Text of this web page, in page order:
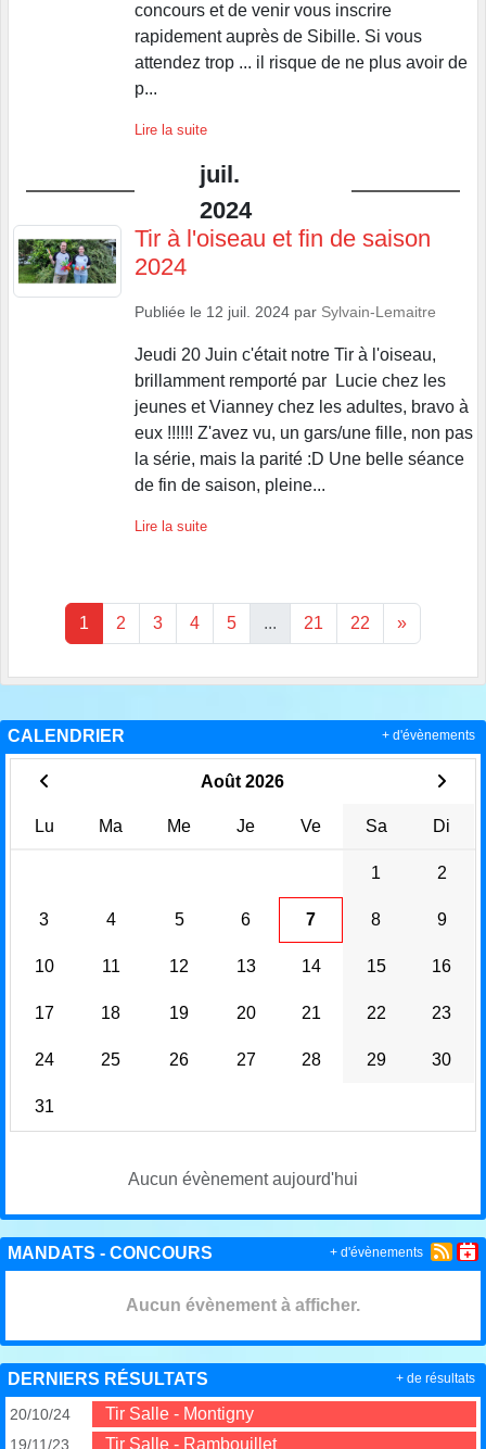
concours et de venir vous inscrire
rapidement auprès de Sibille. Si vous
attendez trop ... il risque de ne plus avoir de
p...
Lire la suite
juil.
2024
Tir à l'oiseau et fin de saison
2024
Publiée le 12 juil. 2024 par Sylvain-Lemaitre
Jeudi 20 Juin c'était notre Tir à l'oiseau,
brillamment remporté par Lucie chez les
jeunes et Vianney chez les adultes, bravo à
eux !!!!!! Z'avez vu, un gars/une fille, non pas
la série, mais la parité :D Une belle séance
de fin de saison, pleine...
Lire la suite
1 2 3 4 5 ... 21 22 »
CALENDRIER
Août 2026
Lu Ma Me Je Ve Sa Di
1 2
3 4 5 6 7 8 9
10 11 12 13 14 15 16
17 18 19 20 21 22 23
24 25 26 27 28 29 30
31
Aucun évènement aujourd'hui
+ d'évènements
MANDATS - CONCOURS
Aucun évènement à afficher.
+ d'évènements
DERNIERS RÉSULTATS
20/10/24 Tir Salle - Montigny
19/11/23 Tir Salle - Rambouillet
+ de résultats